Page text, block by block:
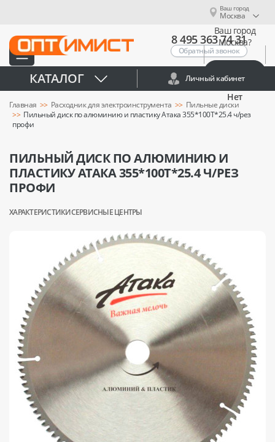
Ваш город
Москва
Ваш город
Москва?
Нет
8 495 363 74 31
Обратный звонок
КАТАЛОГ Личный кабинет
Главная Расходник для электроинструмента
Пильные диски
Пильный диск по алюминию и пластику Атака 355*100T*25.4 ч/рез
профи
ПИЛЬНЫЙ ДИСК ПО АЛЮМИНИЮ И
ПЛАСТИКУ АТАКА 355*100T*25.4 Ч/РЕЗ
ПРОФИ
ХАРАКТЕРИСТИКИСЕРВИСНЫЕ ЦЕНТРЫ